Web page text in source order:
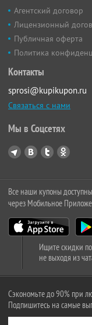
Агентский договор
Лицензионный
Публичная оферта
Политика
Контакты
sprosi@kupikupon.ru
Связаться с нами
Мы в Соцсетях
Все наши купоны доступны
через Мобильное
Ищите скидки
не выходя из
Сэкономьте до 90% при
Подпишитесь на самые